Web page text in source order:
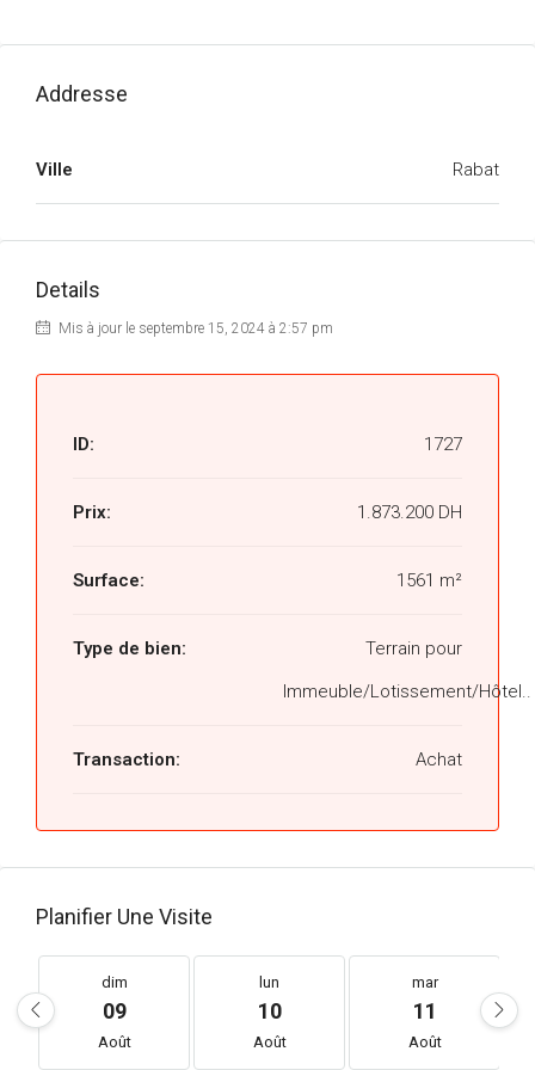
Addresse
Ville Rabat
Details
Mis à jour le septembre 15, 2024 à 2:57 pm
ID: 1727
Prix: 1.873.200 DH
Surface: 1561 m²
Type de bien:
Terrain pour
Immeuble/Lotissement/Hôtel..
Transaction: Achat
Planifier Une Visite
dim
09
Août
lun
10
Août
mar
11
Août